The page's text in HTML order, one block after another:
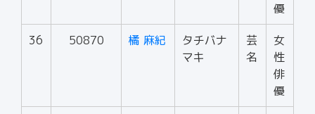
優
36 50870 橘 麻紀
タチバナ
マキ
芸
名
女
性
俳
優